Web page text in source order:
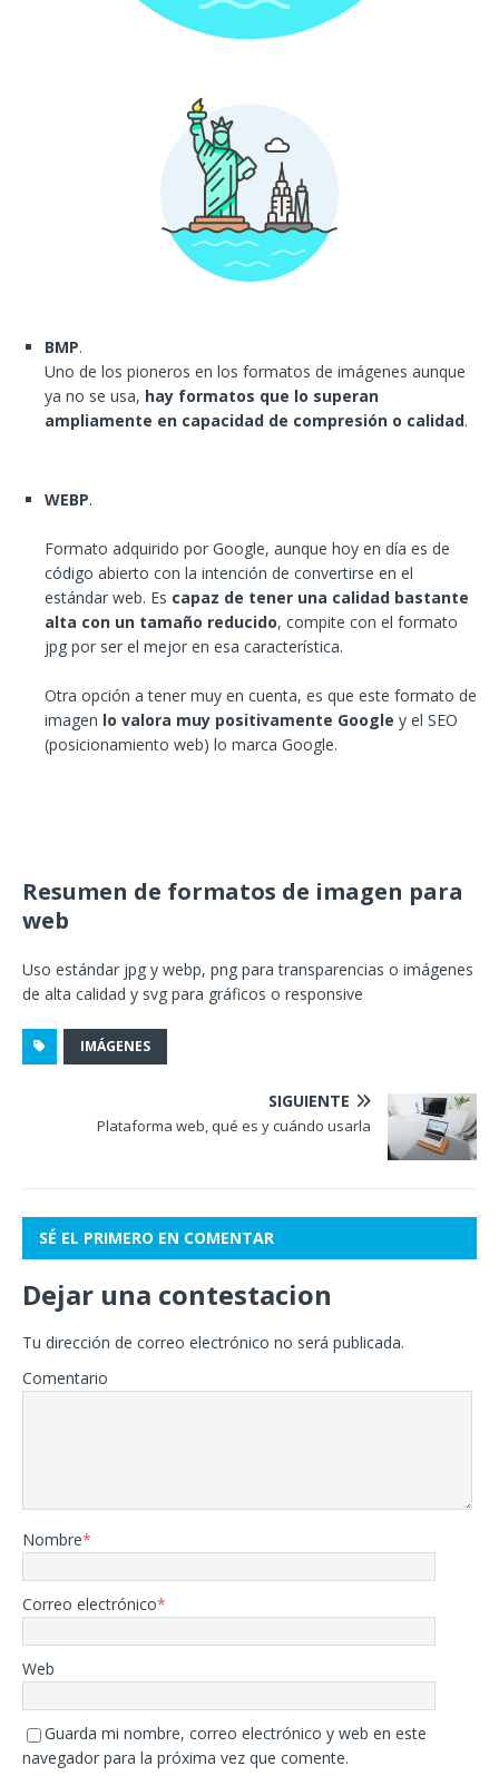
BMP.
Uno de los pioneros en los formatos de imágenes aunque
ya no se usa, hay formatos que lo superan
ampliamente en capacidad de compresión o calidad.
WEBP.
Formato adquirido por Google, aunque hoy en día es de
código abierto con la intención de convertirse en el
estándar web. Es capaz de tener una calidad bastante
alta con un tamaño reducido, compite con el formato
jpg por ser el mejor en esa característica.
Otra opción a tener muy en cuenta, es que este formato de
imagen lo valora muy positivamente Google y el SEO
(posicionamiento web) lo marca Google.
Resumen de formatos de imagen para
web
Uso estándar jpg y webp, png para transparencias o imágenes
de alta calidad y svg para gráficos o responsive
IMÁGENES
SIGUIENTE
Plataforma web, qué es y cuándo usarla
SÉ EL PRIMERO EN COMENTAR
Dejar una contestacion
Tu dirección de correo electrónico no será publicada.
Comentario
Nombre*
Correo electrónico*
Web
Guarda mi nombre, correo electrónico y web en este
navegador para la próxima vez que comente.